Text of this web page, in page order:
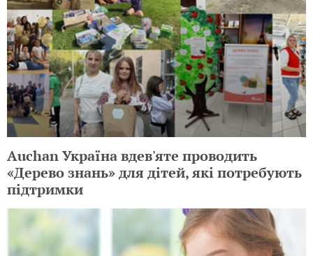
Auchan Україна вдев'яте проводить
«Дерево знань» для дітей, які потребують
підтримки